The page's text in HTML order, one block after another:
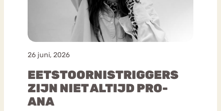
26 juni, 2026
EETSTOORNISTRIGGERS
ZIJN NIET ALTIJD PRO-
ANA